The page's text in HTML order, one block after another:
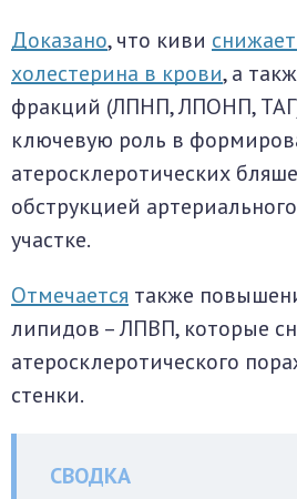
Доказано, что киви
холестерина в крови, а
фракций (ЛПНП, ЛПОНП,
ключевую роль в
атеросклеротических
обструкцией
участке.
Отмечается также
липидов – ЛПВП, которые
атеросклеротического
стенки.